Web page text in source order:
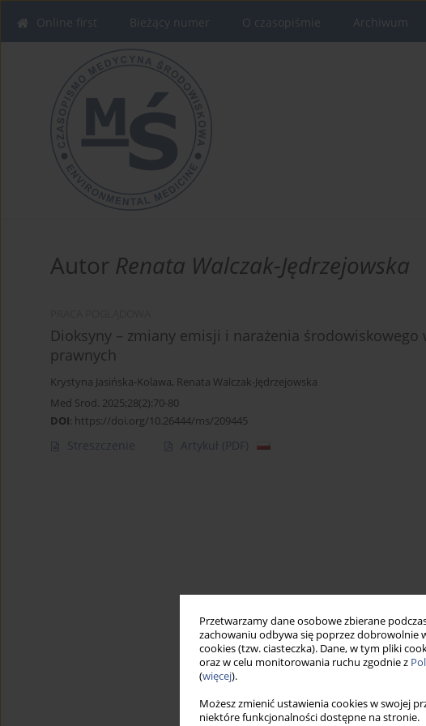
Przetwarzamy dane osobowe zbierane
zachowaniu odbywa się poprzez dobrowolnie
cookies (tzw. ciasteczka). Dane, w tym pliki
oraz w celu monitorowania ruchu zgodnie z
(więcej).
Możesz zmienić ustawienia cookies w swojej
niektóre funkcjonalności dostępne na stronie.
Online first Bieżący numer O czasopiśmie Archiwum
Autor Renata Walczak-Jędrzejowska
Dioksyny – zmiany emisji i narażenia środowiskowego
prawnych
Krystyna Jasińska-Kolawa, Renata Walczak-Jędrzejowska
Med Srod. 2025;28(2):70-80
DOI: https://doi.org/10.26444/ms/209445
Streszczenie Artykuł (PDF)